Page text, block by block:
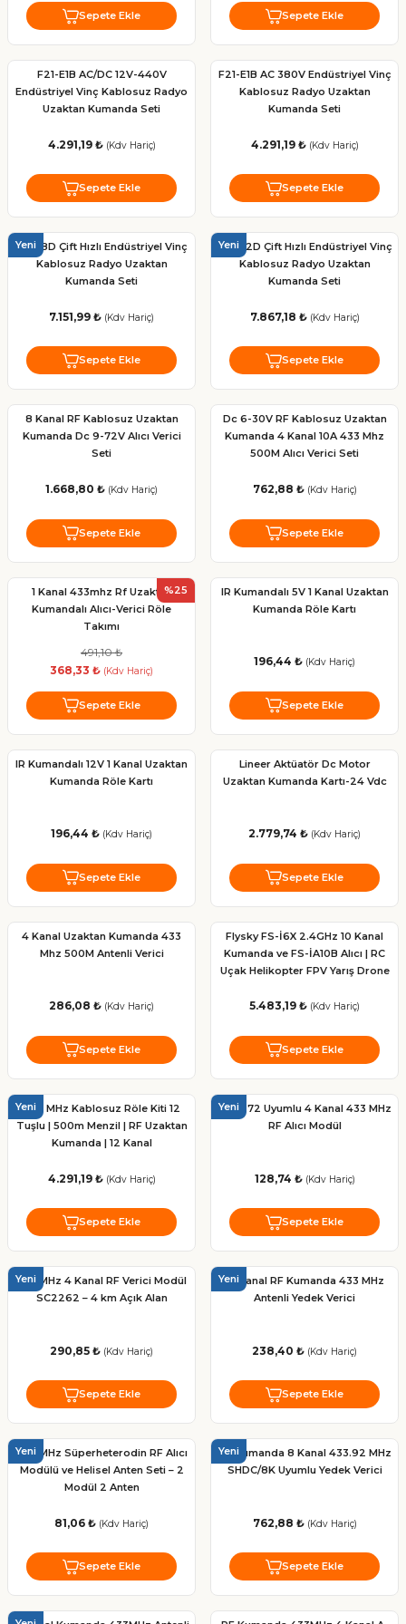
Sepete Ekle Sepete Ekle
F21-E1B AC/DC 12V-440V
Endüstriyel Vinç Kablosuz Radyo
Uzaktan Kumanda Seti
4.291,19 ₺ (Kdv Hariç)
Sepete Ekle
F21-E1B AC 380V Endüstriyel Vinç
Kablosuz Radyo Uzaktan
Kumanda Seti
4.291,19 ₺ (Kdv Hariç)
Sepete Ekle
Yeni
F24-8D Çift Hızlı Endüstriyel Vinç
Kablosuz Radyo Uzaktan
Kumanda Seti
7.151,99 ₺ (Kdv Hariç)
Sepete Ekle
Yeni
F24-12D Çift Hızlı Endüstriyel Vinç
Kablosuz Radyo Uzaktan
Kumanda Seti
7.867,18 ₺ (Kdv Hariç)
Sepete Ekle
8 Kanal RF Kablosuz Uzaktan
Kumanda Dc 9-72V Alıcı Verici
Seti
1.668,80 ₺ (Kdv Hariç)
Sepete Ekle
Dc 6-30V RF Kablosuz Uzaktan
Kumanda 4 Kanal 10A 433 Mhz
500M Alıcı Verici Seti
762,88 ₺ (Kdv Hariç)
Sepete Ekle
%25
1 Kanal 433mhz Rf Uzaktan
Kumandalı Alıcı-Verici Röle
Takımı
491,10 ₺
368,33 ₺ (Kdv Hariç)
Sepete Ekle
IR Kumandalı 5V 1 Kanal Uzaktan
Kumanda Röle Kartı
196,44 ₺ (Kdv Hariç)
Sepete Ekle
IR Kumandalı 12V 1 Kanal Uzaktan
Kumanda Röle Kartı
196,44 ₺ (Kdv Hariç)
Sepete Ekle
Lineer Aktüatör Dc Motor
Uzaktan Kumanda Kartı-24 Vdc
2.779,74 ₺ (Kdv Hariç)
Sepete Ekle
4 Kanal Uzaktan Kumanda 433
Mhz 500M Antenli Verici
286,08 ₺ (Kdv Hariç)
Sepete Ekle
Flysky FS-İ6X 2.4GHz 10 Kanal
Kumanda ve FS-İA10B Alıcı | RC
Uçak Helikopter FPV Yarış Drone
5.483,19 ₺ (Kdv Hariç)
Sepete Ekle
Yeni
433 MHz Kablosuz Röle Kiti 12
Tuşlu | 500m Menzil | RF Uzaktan
Kumanda | 12 Kanal
4.291,19 ₺ (Kdv Hariç)
Sepete Ekle
Yeni
PT2272 Uyumlu 4 Kanal 433 MHz
RF Alıcı Modül
128,74 ₺ (Kdv Hariç)
Sepete Ekle
Yeni
433 MHz 4 Kanal RF Verici Modül
SC2262 – 4 km Açık Alan
290,85 ₺ (Kdv Hariç)
Sepete Ekle
Yeni
12 Kanal RF Kumanda 433 MHz
Antenli Yedek Verici
238,40 ₺ (Kdv Hariç)
Sepete Ekle
Yeni
433 MHz Süperheterodin RF Alıcı
Modülü ve Helisel Anten Seti – 2
Modül 2 Anten
81,06 ₺ (Kdv Hariç)
Sepete Ekle
Yeni
RF Kumanda 8 Kanal 433.92 MHz
SHDC/8K Uyumlu Yedek Verici
762,88 ₺ (Kdv Hariç)
Sepete Ekle